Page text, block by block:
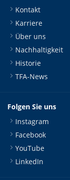
Kontakt
Karriere
Über uns
Nachhaltigkeit
Historie
TFA-News
Folgen Sie uns
Instagram
Facebook
YouTube
LinkedIn